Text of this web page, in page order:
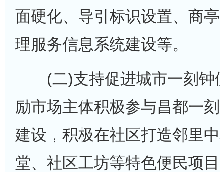
面硬化、导引标识设置、商
理服务信息系统建设等。
(二)支持促进城市一刻钟
励市场主体积极参与昌都一
建设，积极在社区打造邻里
堂、社区工坊等特色便民项